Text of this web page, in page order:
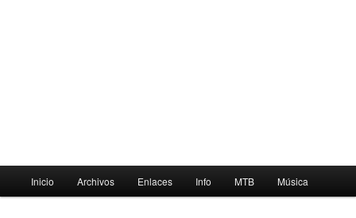
principal
Inicio Archivos Enlaces Info MTB Música